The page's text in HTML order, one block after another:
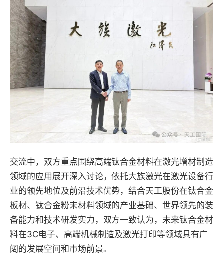
交流中，双方重点围绕高端钛合金材料在激光增材制造
领域的应用展开深入讨论，依托大族激光在激光设备行
业的领先地位及前沿技术优势，结合天工股份在钛合金
板材、钛合金粉末材料领域的产业基础、世界领先的装
备能力和技术研发实力，双方一致认为，未来钛合金材
料在3C电子、高端机械制造及激光打印等领域具有广
阔的发展空间和市场前景。